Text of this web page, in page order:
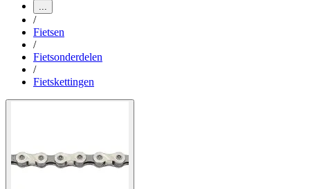
...
/
Fietsen
/
Fietsonderdelen
/
Fietskettingen